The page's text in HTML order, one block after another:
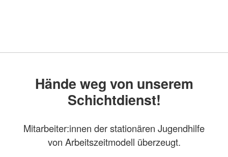
Hände weg von unserem
Schichtdienst!
Mitarbeiter:innen der stationären Jugendhilfe
von Arbeitszeitmodell überzeugt.